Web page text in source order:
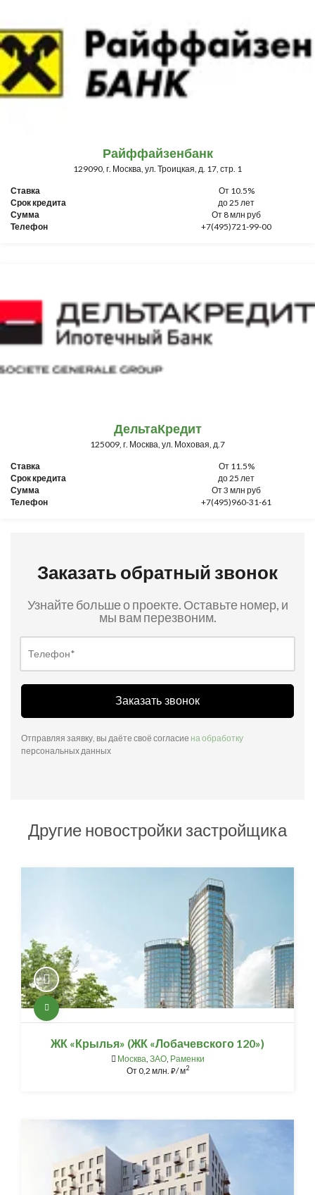
Райффайзенбанк
129090, г. Москва, ул. Троицкая, д. 17, стр. 1
Ставка
От 10.5%
Срок кредита
до 25 лет
Сумма
От 8 млн руб
Телефон
+7(495)721-99-00
ДельтаКредит
125009, г. Москва, ул. Моховая, д.7
Ставка
От 11.5%
Срок кредита
до 25 лет
Сумма
От 3 млн руб
Телефон
+7(495)960-31-61
Заказать обратный звонок
Узнайте больше о проекте. Оставьте номер, и
мы вам перезвоним.
Заказать звонок
Отправляя заявку, вы даёте своё согласие на обработку
персональных данных
Другие новостройки застройщика
ЖК «Крылья» (ЖК «Лобачевского 120»)
Москва ЗАО, Раменки
От0,2 млн. ⃏/ м2